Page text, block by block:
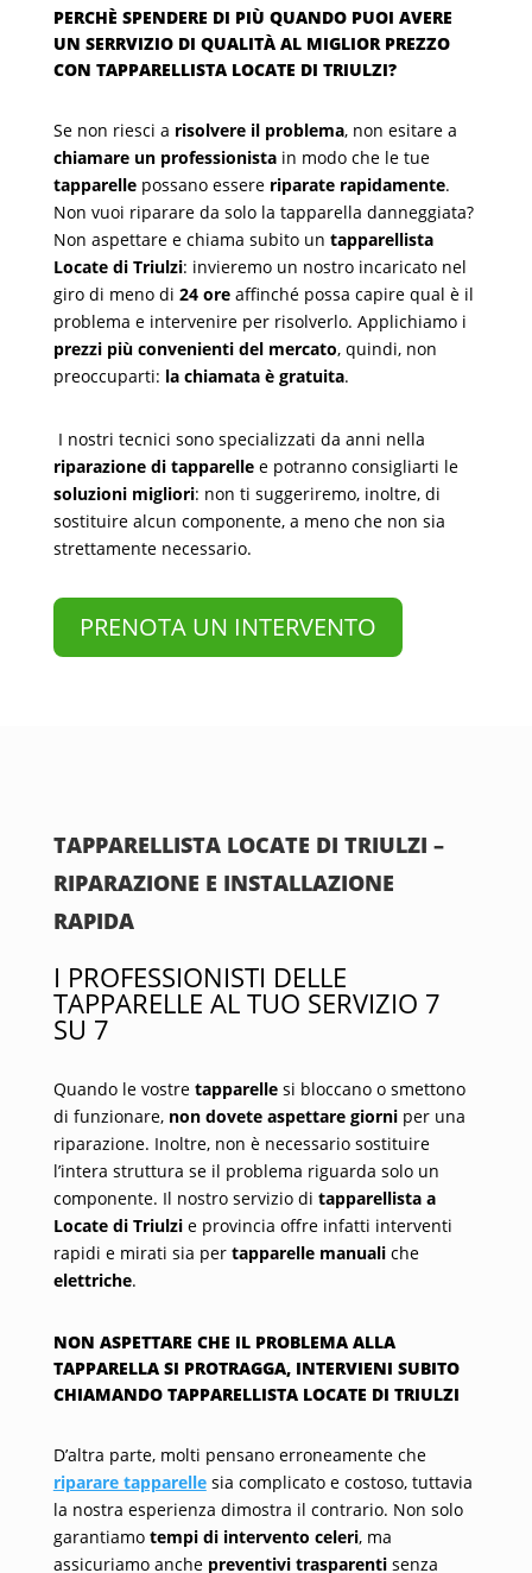
PERCHÈ SPENDERE DI PIÙ QUANDO PUOI AVERE
UN SERRVIZIO DI QUALITÀ AL MIGLIOR PREZZO
CON TAPPARELLISTA LOCATE DI TRIULZI?
Se non riesci a risolvere il problema, non esitare a
chiamare un professionistain modo che le tue
tapparellepossano essere riparate rapidamente.
Non vuoi riparare da solo la tapparella danneggiata?
Non aspettare e chiama subito un tapparellista
Locate di Triulzi: invieremo un nostro incaricato nel
giro di meno di 24 oreaffinché possa capire qual è il
problema e intervenire per risolverlo. Applichiamo i
prezzi più convenienti del mercato, quindi, non
preoccuparti: la chiamata è gratuita.
I nostri tecnici sono specializzati da anni nella
riparazione di tapparellee potranno consigliarti le
soluzioni migliori: non ti suggeriremo, inoltre, di
sostituire alcun componente, a meno che non sia
strettamente necessario.
PRENOTA UN INTERVENTO
TAPPARELLISTA LOCATE DI TRIULZI –
RIPARAZIONE E INSTALLAZIONE
RAPIDA
I PROFESSIONISTI DELLE
TAPPARELLE AL TUO SERVIZIO 7
SU 7
Quando le vostre tapparellesi bloccano o smettono
di funzionare, non dovete aspettare giorniper una
riparazione. Inoltre, non è necessario sostituire
l’intera struttura se il problema riguarda solo un
componente. Il nostro servizio di tapparellista a
Locate di Triulzie provincia offre infatti interventi
rapidi e mirati sia per tapparelle manualiche
elettriche.
NON ASPETTARE CHE IL PROBLEMA ALLA
TAPPARELLA SI PROTRAGGA, INTERVIENI SUBITO
CHIAMANDO TAPPARELLISTA LOCATE DI TRIULZI
D’altra parte, molti pensano erroneamente che
riparare tapparellesia complicato e costoso, tuttavia
la nostra esperienza dimostra il contrario. Non solo
garantiamo tempi di intervento celeri, ma
assicuriamo anche preventivi trasparentisenza